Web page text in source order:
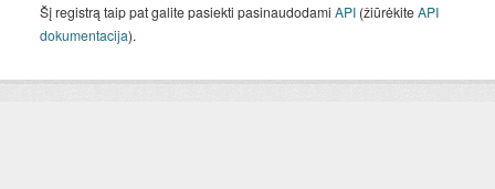
Šį registrą taip pat galite pasiekti pasinaudodami API (žiūrėkiteAPI
dokumentacija).